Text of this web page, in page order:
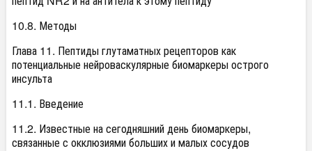
10.8. Методы
Глава 11. Пептиды глутаматных рецепторов как
потенциальные нейроваскулярные биомаркеры острого
инсульта
11.1. Введение
11.2. Известные на сегодняшний день биомаркеры,
связанные с окклюзиями больших и малых сосудов